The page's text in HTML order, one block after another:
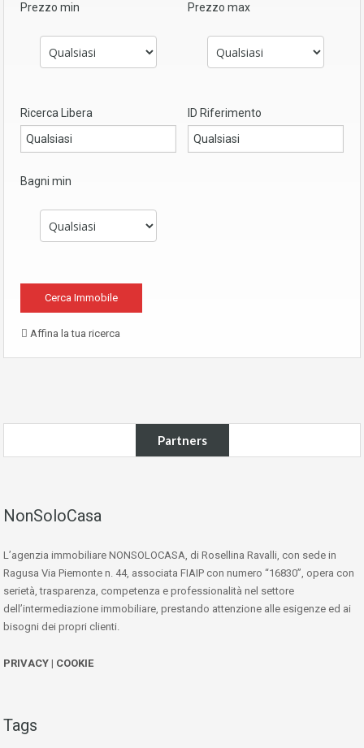
Prezzo min Prezzo max
Ricerca Libera ID Riferimento
Bagni min
Affina la tua ricerca
Partners
NonSoloCasa
L’agenzia immobiliare NONSOLOCASA, di Rosellina Ravalli, con sede in
Ragusa Via Piemonte n. 44, associata FIAIP con numero “16830”, opera con
serietà, trasparenza, competenza e professionalità nel settore
dell’intermediazione immobiliare, prestando attenzione alle esigenze ed ai
bisogni dei propri clienti.
PRIVACY | COOKIE
Tags